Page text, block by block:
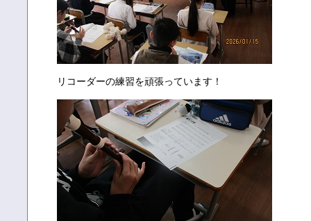
リコーダーの練習を頑張っています！